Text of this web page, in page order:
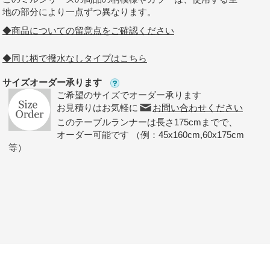
地の部分により一点ずつ異なります。
◆商品についての留意点をご確認ください
◆同じ柄で撥水なしタイプはこちら
サイズオーダー承ります
ご希望のサイズでオーダー承ります
お見積りはお気軽に
お問い合わせください
このテーブルランナーは長さ175cmまでで、
オーダー可能です （例：45x160cm,60x175cm
等）